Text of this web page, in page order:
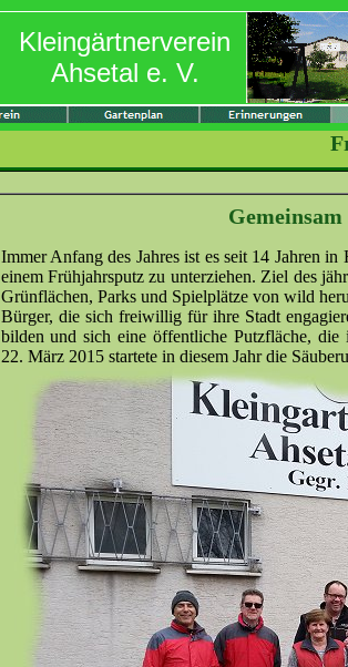
Kleingärtnerverein
Ahsetal e. V.
Immer Anfang des Jahres ist es seit 14 Jahren
einem Frühjahrsputz zu unterziehen. Ziel des
Grünflächen, Parks und Spielplätze von wild
Bürger, die sich freiwillig für ihre Stadt
bilden und sich eine öffentliche Putzfläche,
22. März 2015 startete in diesem Jahr die